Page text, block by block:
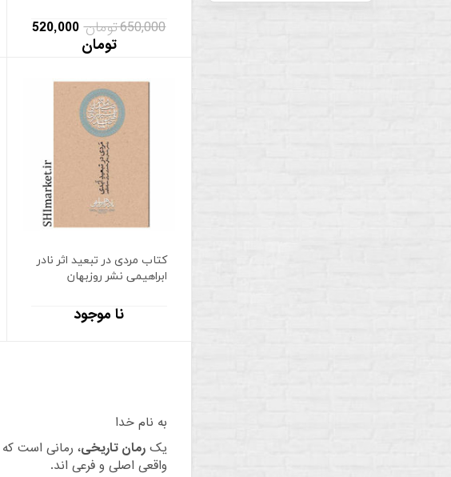
650,000 تومان
520,000
تومان
کتاب مردی در تبعید اثر نادر
ابراهیمی نشر روزبهان
نا موجود
به نام
یکرمان تاریخی، رمانی است
واقعی اصلی و فرعی اند.